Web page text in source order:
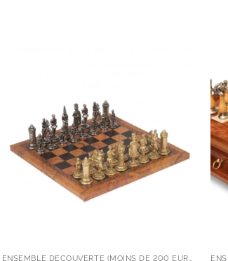
ENSEMBLE DÉCOUVERTE (MOINS DE 200 EUROS)